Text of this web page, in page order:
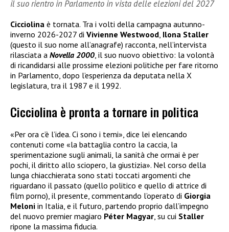
il suo rientro in Parlamento in vista delle elezioni del 2027
Cicciolina è tornata. Tra i volti della campagna autunno-
inverno 2026-2027 di Vivienne Westwood, Ilona Staller
(questo il suo nome all’anagrafe) racconta, nell’intervista
rilasciata a Novella 2000, il suo nuovo obiettivo: la volontà
di ricandidarsi alle prossime elezioni politiche per fare ritorno
in Parlamento, dopo l’esperienza da deputata nella X
legislatura, tra il 1987 e il 1992.
Cicciolina è pronta a tornare in politica
«Per ora c’è l’idea. Ci sono i temi», dice lei elencando
contenuti come «la battaglia contro la caccia, la
sperimentazione sugli animali, la sanità che ormai è per
pochi, il diritto allo sciopero, la giustizia». Nel corso della
lunga chiacchierata sono stati toccati argomenti che
riguardano il passato (quello politico e quello di attrice di
film porno), il presente, commentando l’operato di Giorgia
Meloni in Italia, e il futuro, partendo proprio dall’impegno
del nuovo premier magiaro Péter Magyar , su cui Staller
ripone la massima fiducia.